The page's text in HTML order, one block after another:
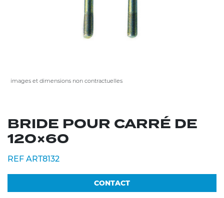
images et dimensions non contractuelles
BRIDE POUR CARRÉ DE
120×60
REF ART8132
CONTACT